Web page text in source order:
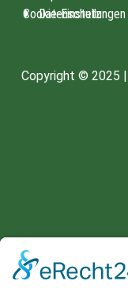
Copyright © 2025
Datenschutz
Cookie-Einstellungen